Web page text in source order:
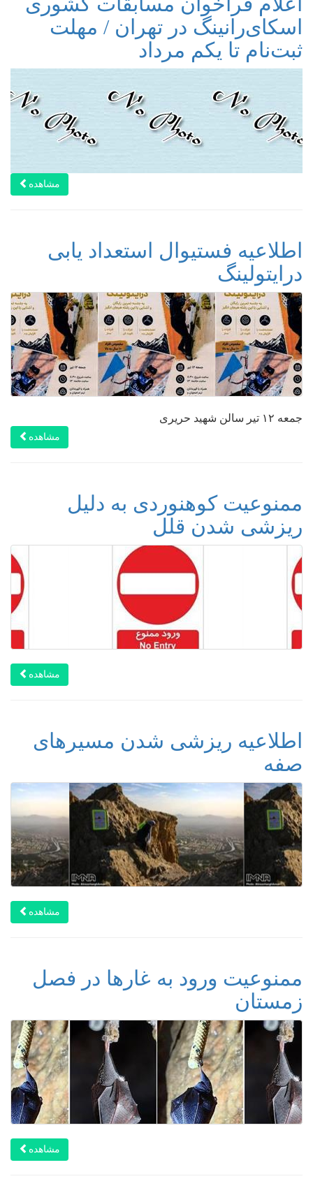
اسکای‌رانینگ در تهران / مهلت
ثبت‌نام تا یکم مرداد
مشاهده
اطلاعیه فستیوال استعداد یابی
درایتولینگ
جمعه ۱۲ تیر سالن شهید حریری
مشاهده
ممنوعیت کوهنوردی به دلیل
ریزشی شدن قلل
مشاهده
اطلاعیه ریزشی شدن مسیرهای
صفه
مشاهده
ممنوعیت ورود به غارها در فصل
زمستان
مشاهده